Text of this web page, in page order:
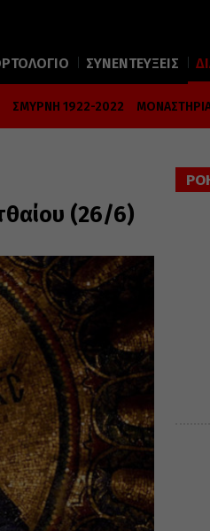
ΣΥΝΕΝΤΕΥΞΕΙΣ
ΣΜΥΡΝΗ 1922-2022
(26/6)